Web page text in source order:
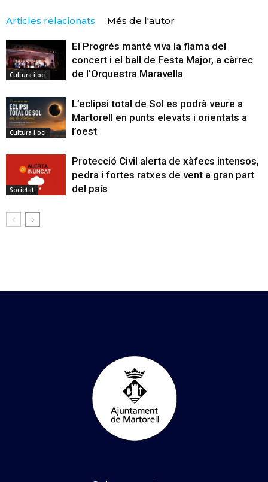
Articles relacionats Més de l'autor
Cultura i oci
El Progrés manté viva la flama del
concert i el ball de Festa Major, a càrrec
de l’Orquestra Maravella
Cultura i oci
L’eclipsi total de Sol es podrà veure a
Martorell en punts elevats i orientats a
l’oest
Societat
Protecció Civil alerta de xàfecs intensos,
pedra i fortes ratxes de vent a gran part
del país